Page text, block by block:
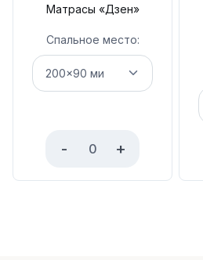
Матрасы «Дзен»
Спальное место:
- +